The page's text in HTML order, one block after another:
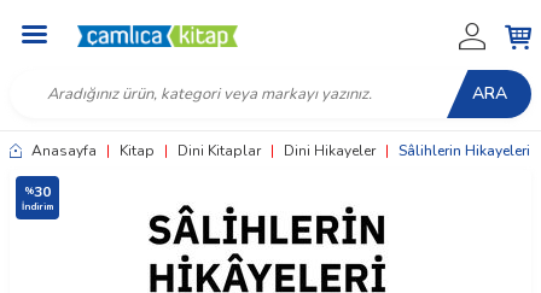
ARA
Anasayfa | Kitap | Dini Kitaplar | Dini Hikayeler | Sâlihlerin Hikayeleri
%30
İndirim